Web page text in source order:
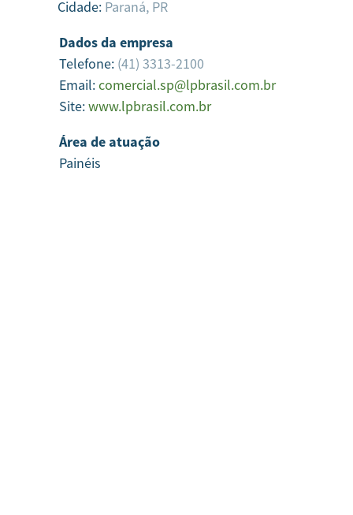
Cidade: Paraná, PR
Dados da empresa
Telefone: (41) 3313-2100
Email:comercial.sp@lpbrasil.com.br
Site:www.lpbrasil.com.br
Área de atuação
Painéis